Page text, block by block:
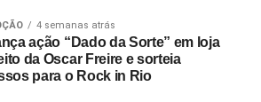
4 semanas atrás
ação “Dado da Sorte” em loja
da Oscar Freire e sorteia
para o Rock in Rio